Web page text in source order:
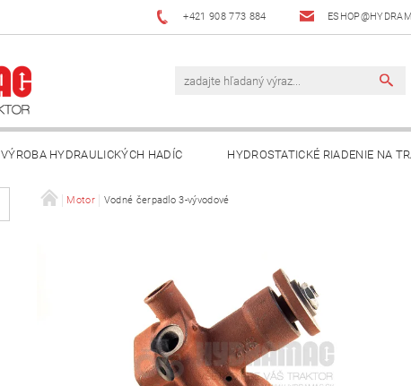
+421 908 773 884
VÝROBA HYDRAULICKÝCH HADÍC HYDROSTATICKÉ RIADENIE NA
KONTAKT AKO NAKUPOVAŤ?
Motor Vodné čerpadlo 3-vývodové